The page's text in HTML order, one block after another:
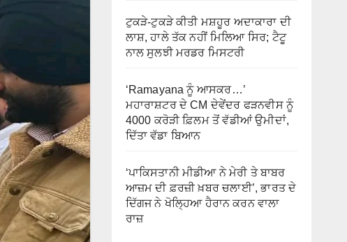
ਟੁਕੜੇ-ਟੁਕੜੇ ਕੀਤੀ ਮਸ਼ਹੂਰ ਅਦਾਕਾਰਾ ਦੀ
ਲਾਸ਼, ਹਾਲੇ ਤੱਕ ਨਹੀਂ ਮਿਲਿਆ ਸਿਰ; ਟੈਟੂ
ਨਾਲ ਸੁਲਝੀ ਮਰਡਰ ਮਿਸਟਰੀ
‘Ramayana ਨੂੰ ਆਸਕਰ…’
ਮਹਾਰਾਸ਼ਟਰ ਦੇ CM ਦੇਵੇਂਦਰ ਫੜਨਵੀਸ ਨੂੰ
4000 ਕਰੋੜੀ ਫ਼ਿਲਮ ਤੋਂ ਵੱਡੀਆਂ ਉਮੀਦਾਂ,
ਦਿੱਤਾ ਵੱਡਾ ਬਿਆਨ
‘ਪਾਕਿਸਤਾਨੀ ਮੀਡੀਆ ਨੇ ਮੇਰੀ ਤੇ ਬਾਬਰ
ਆਜ਼ਮ ਦੀ ਫ਼ਰਜ਼ੀ ਖ਼ਬਰ ਚਲਾਈ’, ਭਾਰਤ ਦੇ
ਦਿੱਗਜ ਨੇ ਖੋਲ੍ਹਿਆ ਹੈਰਾਨ ਕਰਨ ਵਾਲਾ
ਰਾਜ਼